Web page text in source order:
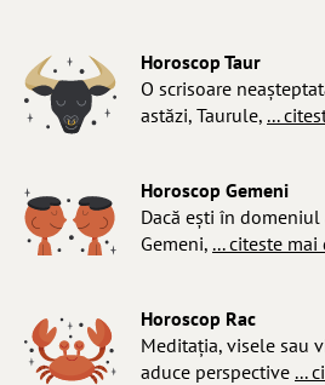
Horoscop Taur
O scrisoare
astăzi, Taurule, ...
Horoscop Gemeni
Dacă ești în
Gemeni, ... citeste mai
Horoscop Rac
Meditația, visele sau
aduce perspective ...